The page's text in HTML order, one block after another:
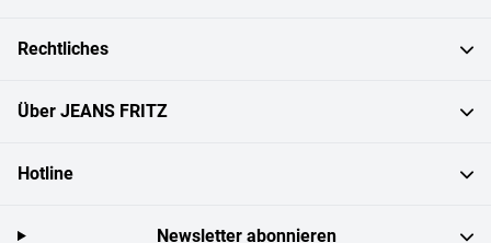
Rechtliches
Über JEANS FRITZ
Hotline
Newsletter abonnieren